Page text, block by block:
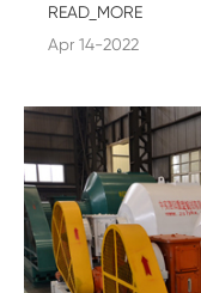
READ_MORE
Apr 14-2022